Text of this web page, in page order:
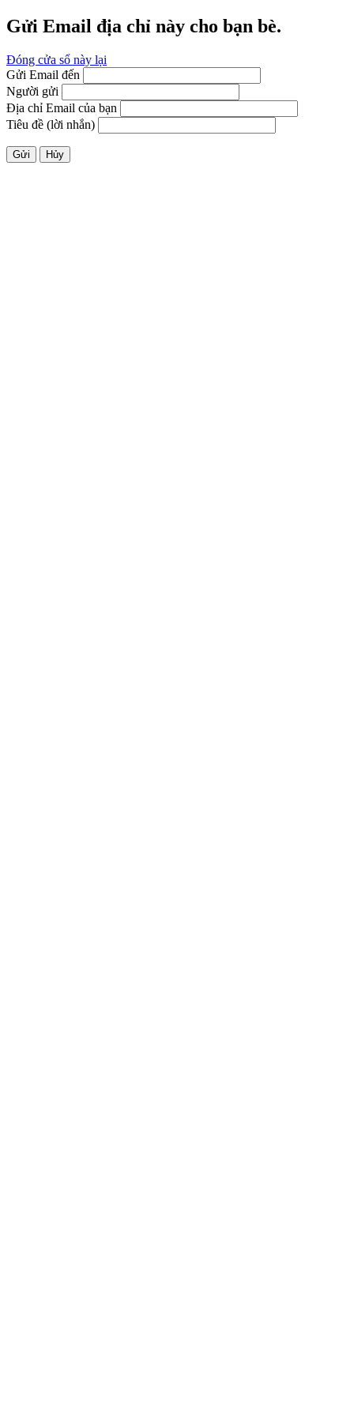
Gửi Email địa chỉ này cho bạn bè.
Đóng cửa sổ này lại
Gửi Email đến
Người gửi
Địa chỉ Email của bạn
Tiêu đề (lời nhắn)
Gửi Hủy